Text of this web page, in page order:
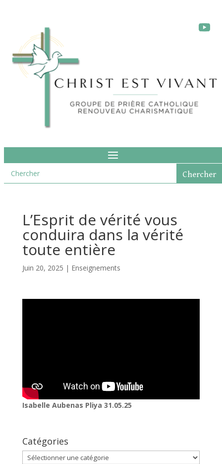
L’Esprit de vérité vous
conduira dans la vérité
toute entière
Juin 20, 2025 | Enseignements
Isabelle Aubenas Pliya 31.05.25
Catégories
Catégories